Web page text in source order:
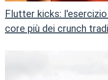
Flutter kicks:
core più dei crunch